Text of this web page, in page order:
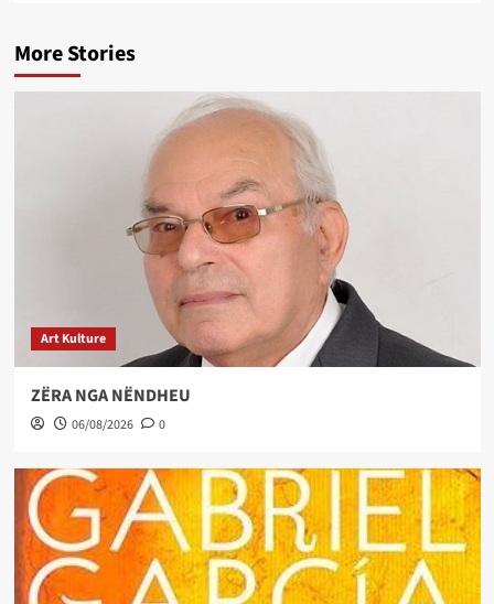
More Stories
Art Kulture
ZËRA NGA NËNDHEU
06/08/2026 0